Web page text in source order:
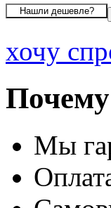
хочу
Мы